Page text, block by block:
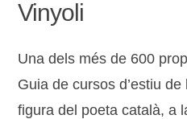
Vinyoli
Una dels més de 600
Guia de cursos d’estiu
figura del poeta català, a